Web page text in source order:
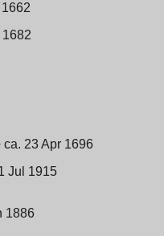
ca. 23 Apr 1696
Jul 1915
1886